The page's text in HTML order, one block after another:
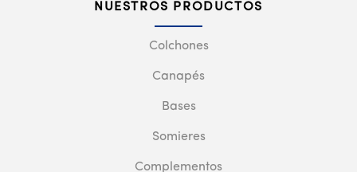
NUESTROS PRODUCTOS
Colchones
Canapés
Bases
Somieres
Complementos